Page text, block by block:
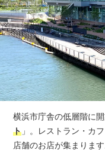
横浜市庁舎の低層階に
ト 」。レストラン・カ
店舗のお店が集まります